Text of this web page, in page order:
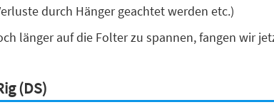
durch Hänger geachtet werden etc.)
länger auf die Folter zu spannen, fangen wir
(DS)